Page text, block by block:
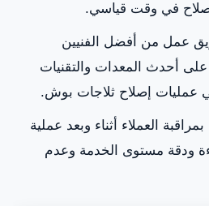
في وقت قياسي.
عمل من أفضل الفنيين
على أحدث المعدات والتقنيات
عمليات إصلاح ثلاجات بوش.
العملاء أثناء وبعد عملية
ودقة مستوى الخدمة وعدم